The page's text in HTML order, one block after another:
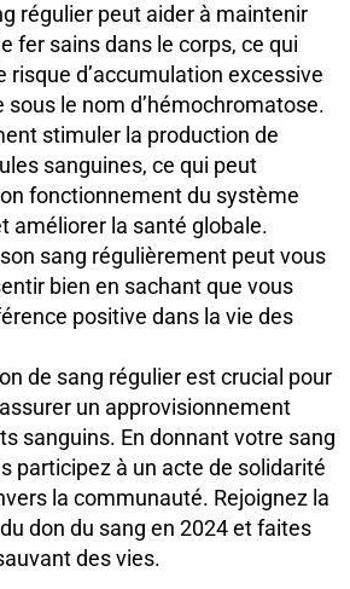
régulier peut aider à maintenir
fer sains dans le corps, ce qui
risque d’accumulation excessive
sous le nom d’hémochromatose.
stimuler la production de
sanguines, ce qui peut
fonctionnement du système
améliorer la santé globale.
sang régulièrement peut vous
bien en sachant que vous
positive dans la vie des
de sang régulier est crucial pour
un approvisionnement
sanguins. En donnant votre sang
participez à un acte de solidarité
la communauté. Rejoignez la
don du sang en 2024 et faites
des vies.